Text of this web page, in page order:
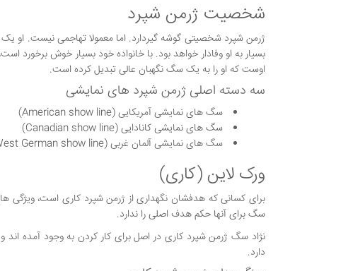
شخصیت ژرمن شپرد
ژرمن شپرد شخصیتی گوشه گیردارد. اما معمولا تهاجمی نیست. او
بسیار به او وفادار خواهد بود. با خانواده خود بسیار خوش
اوست که او را به یک سگ نگهبان عالی تبدیل کرده است.
سه دسته اصلی ژرمن شپرد های نمایشی
سگ های نمایشی آمریکایی (American show line)
سگ های نمایشی کانادایی (Canadian show line)
سگ های نمایشی آلمان غربی (West German show line)
ورک لاین (کاری)
برای کسانی که هدفشان نگهداری از ژرمن شپرد کاری است، ویژگی
سگ برای آنها حکم هدف اصلی را ندارد.
نژاد سگ ژرمن شپرد کاری در اصل برای کار کردن به وجود آمده
دارد.